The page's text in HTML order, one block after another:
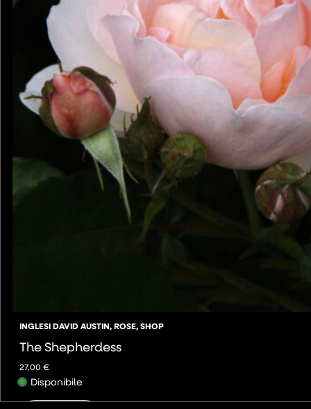
INGLESI DAVID AUSTIN,ROSE,SHOP
The Shepherdess
27,00 €
Disponibile